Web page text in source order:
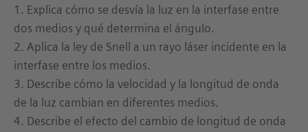
1. Explica cómo se desvía la luz en la interfase entre
dos medios y qué determina el ángulo.
2. Aplica la ley de Snell a un rayo láser incidente en la
interfase entre los medios.
3. Describe cómo la velocidad y la longitud de onda
de la luz cambian en diferentes medios.
4. Describe el efecto del cambio de longitud de onda